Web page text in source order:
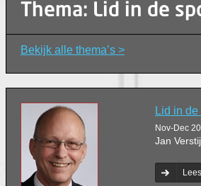
Thema: Lid in de
Bekijk alle thema’s >
Lid in
Nov-Dec
Jan